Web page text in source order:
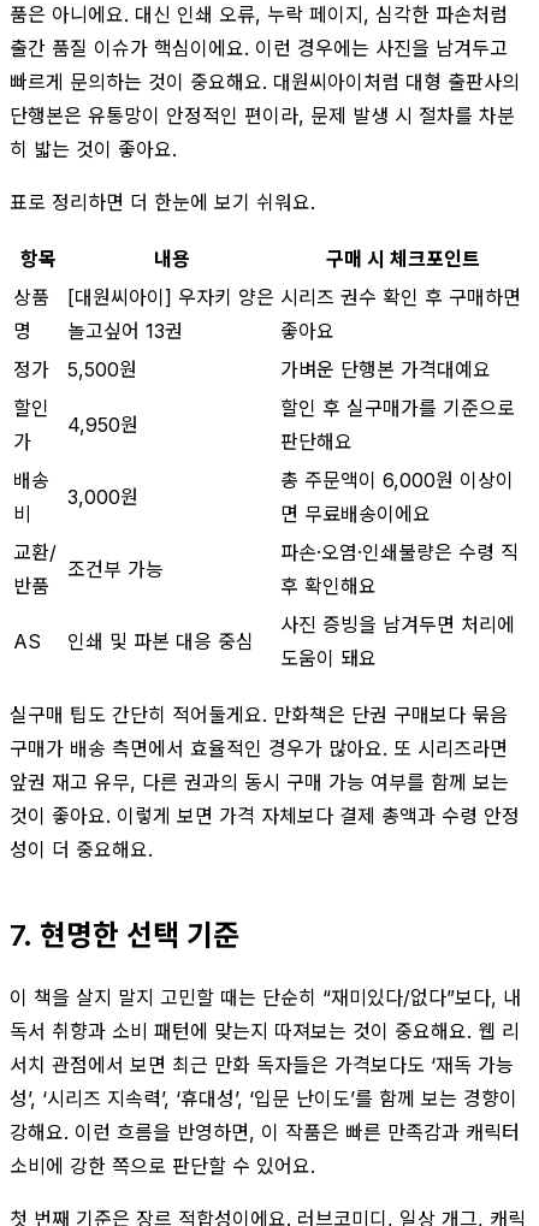
품은 아니에요. 대신 인쇄 오류, 누락 페이지, 심각한 파손처럼
출간 품질 이슈가 핵심이에요. 이런 경우에는 사진을 남겨두고
빠르게 문의하는 것이 중요해요. 대원씨아이처럼 대형 출판사의
단행본은 유통망이 안정적인 편이라, 문제 발생 시 절차를 차분
히 밟는 것이 좋아요.
표로 정리하면 더 한눈에 보기 쉬워요.
항목 내용
구매 시 체크포인트
상품
명
[대원씨아이] 우자키 양은
놀고싶어 13권
시리즈 권수 확인 후 구매하면
좋아요
정가
5,500원
가벼운 단행본 가격대예요
할인
가
4,950원
할인 후 실구매가를 기준으로
판단해요
배송
비
3,000원
총 주문액이 6,000원 이상이
면 무료배송이에요
교환/
반품
조건부 가능
파손·오염·인쇄불량은 수령 직
후 확인해요
AS 인쇄 및 파본 대응 중심
사진 증빙을 남겨두면 처리에
도움이 돼요
실구매 팁도 간단히 적어둘게요. 만화책은 단권 구매보다 묶음
구매가 배송 측면에서 효율적인 경우가 많아요. 또 시리즈라면
앞권 재고 유무, 다른 권과의 동시 구매 가능 여부를 함께 보는
것이 좋아요. 이렇게 보면 가격 자체보다 결제 총액과 수령 안정
성이 더 중요해요.
7. 현명한 선택 기준
이 책을 살지 말지 고민할 때는 단순히 “재미있다/없다”보다, 내
독서 취향과 소비 패턴에 맞는지 따져보는 것이 중요해요. 웹 리
서치 관점에서 보면 최근 만화 독자들은 가격보다도 ‘재독 가능
성’, ‘시리즈 지속력’, ‘휴대성’, ‘입문 난이도’를 함께 보는 경향이
강해요. 이런 흐름을 반영하면, 이 작품은 빠른 만족감과 캐릭터
소비에 강한 쪽으로 판단할 수 있어요.
첫 번째 기준은 장르 적합성이에요. 러브코미디, 일상 개그, 캐릭